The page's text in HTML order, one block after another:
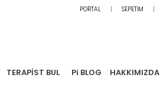
PORTAL SEPETİM
TERAPİST BUL Pi BLOG HAKKIMIZDA